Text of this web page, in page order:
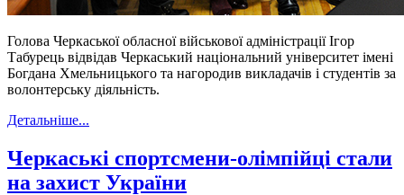
Голова Черкаської обласної військової адміністрації Ігор
Табурець відвідав Черкаський національний університет імені
Богдана Хмельницького та нагородив викладачів і студентів за
волонтерську діяльність.
Детальніше...
Черкаські спортсмени-олімпійці стали
на захист України